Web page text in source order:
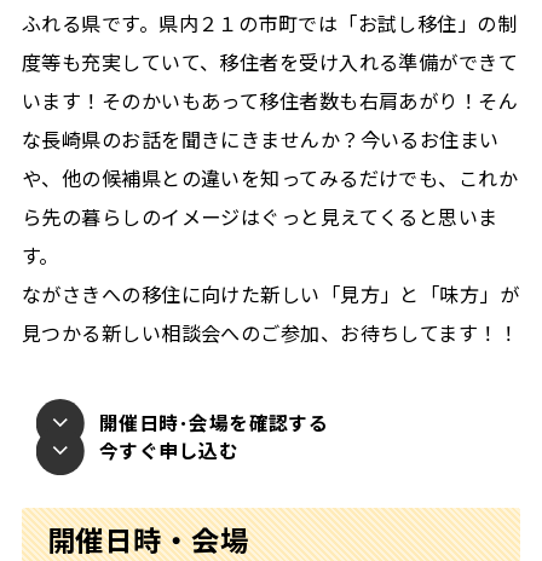
ふれる県です。県内２１の市町では「お試し移住」の制
度等も充実していて、移住者を受け入れる準備ができて
います！そのかいもあって移住者数も右肩あがり！そん
な長崎県のお話を聞きにきませんか？今いるお住まい
や、他の候補県との違いを知ってみるだけでも、これか
ら先の暮らしのイメージはぐっと見えてくると思いま
す。
ながさきへの移住に向けた新しい「見方」と「味方」が
見つかる新しい相談会へのご参加、お待ちしてます！！
開催日時･会場を確認する
今すぐ申し込む
開催日時・会場